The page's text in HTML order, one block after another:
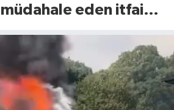
eden itfaiye